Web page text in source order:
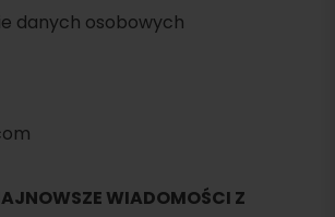
danych osobowych
WIADOMOŚCI Z